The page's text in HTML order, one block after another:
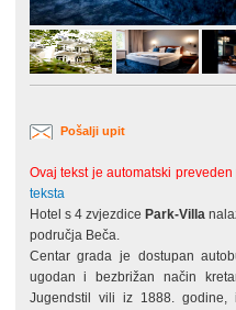
Pošalji upit
Ovaj tekst je automatski preveden
teksta
Hotel s 4 zvjezdice Park-Villa
područja Beča.
Centar grada je dostupan
ugodan i bezbrižan način
Jugendstil vili iz 1888. godine,